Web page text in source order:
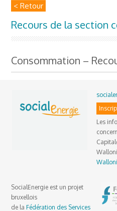
< Retour
Recours de la section
Consommation –
Les
SocialEnergie est un projet
bruxellois
de laFédération des Services